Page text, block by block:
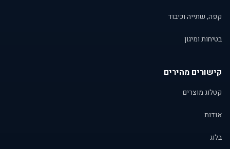
קפה, שתייה וכיבוד
בטיחות ומיגון
קישורים מהירים
קטלוג מוצרים
אודות
בלוג